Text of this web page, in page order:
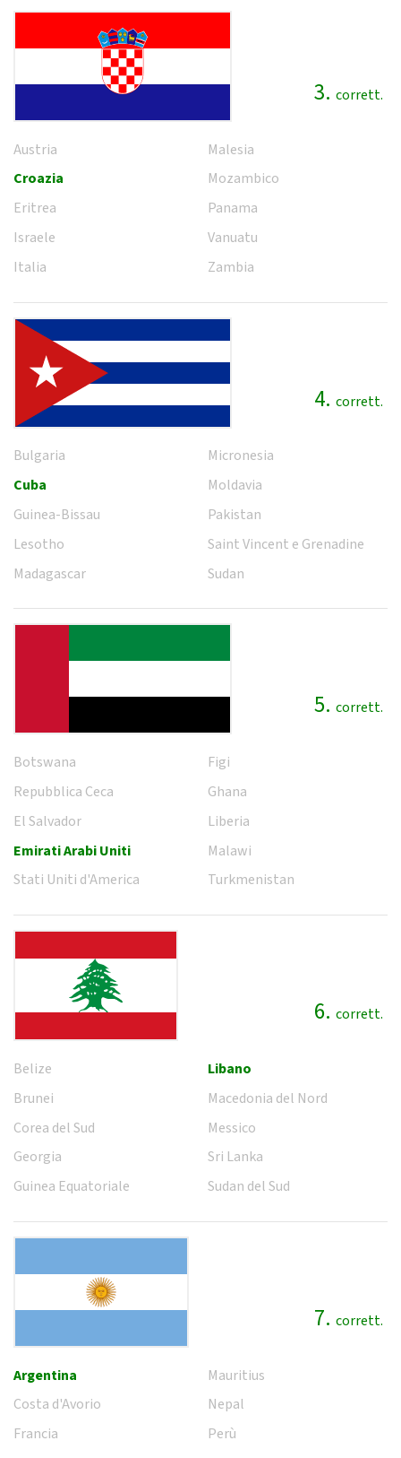
3. corrett.
Austria
Croazia
Eritrea
Israele
Italia
Malesia
Mozambico
Panama
Vanuatu
Zambia
4. corrett.
Bulgaria
Cuba
Guinea-Bissau
Lesotho
Madagascar
Micronesia
Moldavia
Pakistan
Saint Vincent e Grenadine
Sudan
5. corrett.
Botswana
Repubblica Ceca
El Salvador
Emirati Arabi Uniti
Stati Uniti d'America
Figi
Ghana
Liberia
Malawi
Turkmenistan
6. corrett.
Belize
Brunei
Corea del Sud
Georgia
Guinea Equatoriale
Libano
Macedonia del Nord
Messico
Sri Lanka
Sudan del Sud
7. corrett.
Argentina
Costa d'Avorio
Francia
Mauritius
Nepal
Perù